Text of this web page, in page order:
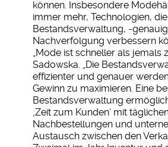
können. Insbesondere
immer mehr, Technologien,
Bestandsverwaltung, -
Nachverfolgung verbessern
„Mode ist schneller als jemals
Sadowska. „Die
effizienter und genauer
Gewinn zu maximieren. Eine
Bestandsverwaltung
‚Zeit zum Kunden‘ mit
Nachbestellungen und
Austausch zwischen den